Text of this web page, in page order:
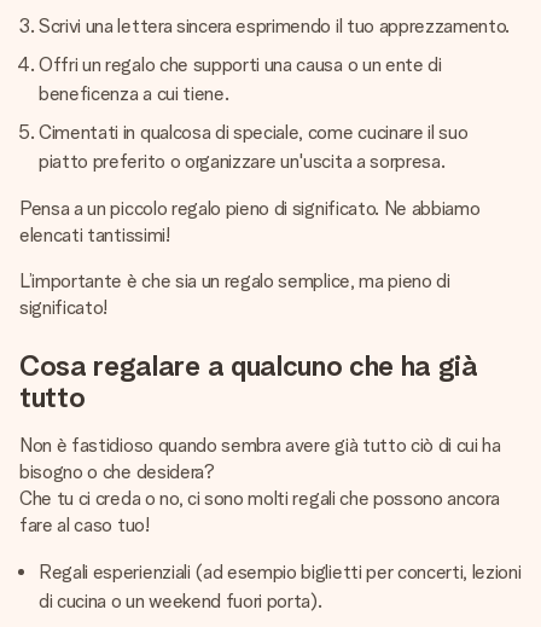
Scrivi una lettera sincera esprimendo il tuo apprezzamento.
Offri un regalo che supporti una causa o un ente di
beneficenza a cui tiene.
Cimentati in qualcosa di speciale, come cucinare il suo
piatto preferito o organizzare un'uscita a sorpresa.
Pensa a un piccolo regalo pieno di significato. Ne abbiamo
elencati tantissimi!
L’importante è che sia un regalo semplice, ma pieno di
significato!
Cosa regalare a qualcuno che ha già
tutto
Non è fastidioso quando sembra avere già tutto ciò di cui ha
bisogno o che desidera?
Che tu ci creda o no, ci sono molti regali che possono ancora
fare al caso tuo!
Regali esperienziali (ad esempio biglietti per concerti, lezioni
di cucina o un weekend fuori porta).